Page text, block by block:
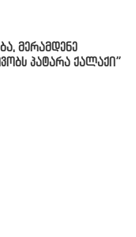
მერამდენე
პატარა ქალაქი”